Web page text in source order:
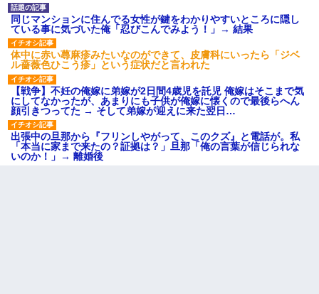
同じマンションに住んでる女性が鍵をわかりやすいところに隠し
ている事に気づいた俺「忍びこんでみよう！」→ 結果
体中に赤い蕁麻疹みたいなのができて、皮膚科にいったら「ジベ
ル薔薇色ひこう疹」という症状だと言われた
【戦争】不妊の俺嫁に弟嫁が2日間4歳児を託児 俺嫁はそこまで気
にしてなかったが、あまりにも子供が俺嫁に懐くので最後らへん
顔引きつってた → そして弟嫁が迎えに来た翌日…
出張中の旦那から『フリンしやがって、このクズ』と電話が。私
「本当に家まで来たの？証拠は？」旦那「俺の言葉が信じられな
いのか！」→ 離婚後